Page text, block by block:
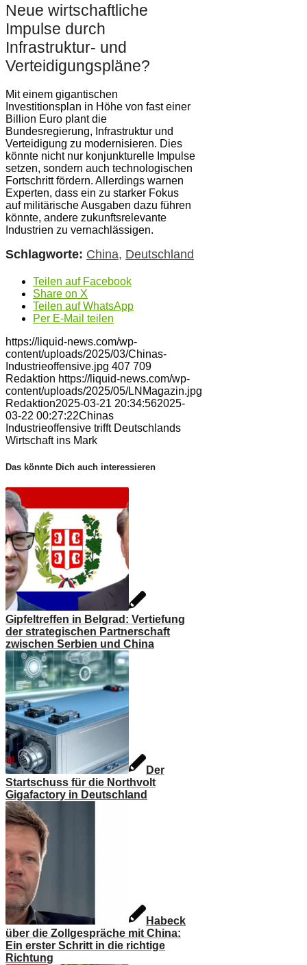
Neue wirtschaftliche
Impulse durch
Infrastruktur- und
Verteidigungspläne?
Mit einem gigantischen
Investitionsplan in Höhe von fast einer
Billion Euro plant die
Bundesregierung, Infrastruktur und
Verteidigung zu modernisieren. Dies
könnte nicht nur konjunkturelle Impulse
setzen, sondern auch technologischen
Fortschritt fördern. Allerdings warnen
Experten, dass ein zu starker Fokus
auf militärische Ausgaben dazu führen
könnte, andere zukunftsrelevante
Industrien zu vernachlässigen.
Schlagworte: China, Deutschland
Teilen auf Facebook
Share on X
Teilen auf WhatsApp
Per E-Mail teilen
https://liquid-news.com/wp-
content/uploads/2025/03/Chinas-
Industrieoffensive.jpg 407 709
Redaktion https://liquid-news.com/wp-
content/uploads/2025/05/LNMagazin.jpg
Redaktion2025-03-21 20:34:562025-
03-22 00:27:22Chinas
Industrieoffensive trifft Deutschlands
Wirtschaft ins Mark
Das könnte Dich auch interessieren
Gipfeltreffen in Belgrad: Vertiefung
der strategischen Partnerschaft
zwischen Serbien und China
Der
Startschuss für die Northvolt
Gigafactory in Deutschland
Habeck
über die Zollgespräche mit China:
Ein erster Schritt in die richtige
Richtung